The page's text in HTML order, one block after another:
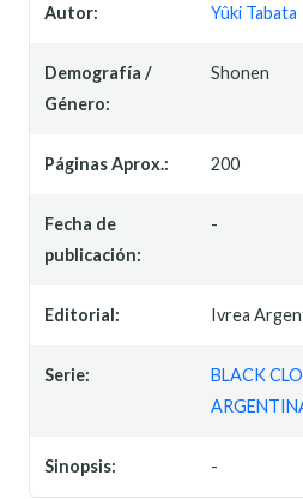
Autor: Yûki Tabata
Demografía /
Género:
Shonen
Páginas Aprox.: 200
Fecha de
publicación:
-
Editorial: Ivrea
Serie:
BLACK
Sinopsis: -